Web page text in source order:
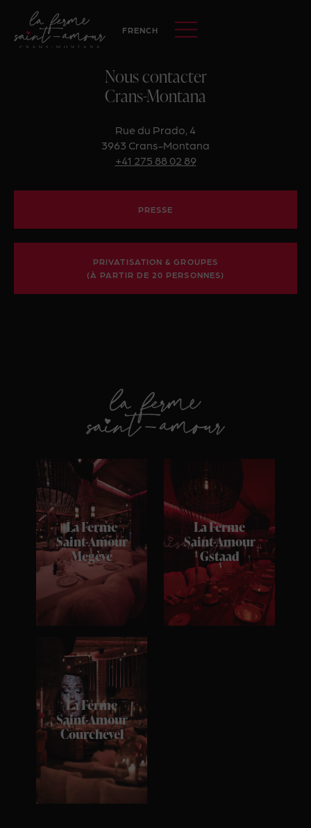
FRENCH
Nous contacter
Crans-Montana
Rue du Prado, 4
3963 Crans-Montana
+41 275 88 02 89
PRESSE
PRIVATISATION & GROUPES
(À PARTIR DE 20 PERSONNES)
La Ferme
Saint-Amour
Megève
La Ferme
Saint-Amour
Gstaad
La Ferme
Saint-Amour
Courchevel